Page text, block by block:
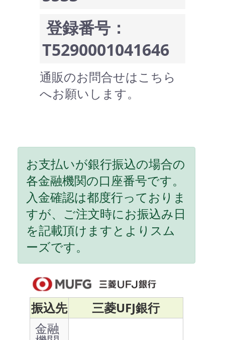
登録番号：
T5290001041646
通販のお問合せはこちら
へお願いします。
お支払いが銀行振込の場合の
各金融機関の口座番号です。
入金確認は都度行っておりま
すが、ご注文時にお振込み日
を記載頂けますとよりスム
ーズです。
振込先
三菱UFJ銀行
金融